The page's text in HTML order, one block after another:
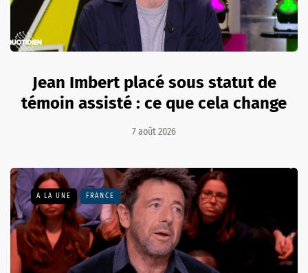
Jean Imbert placé sous statut de
témoin assisté : ce que cela change
7 août 2026
A LA UNE FRANCE